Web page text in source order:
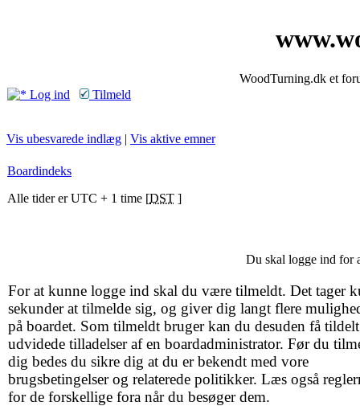
WoodTurning.dk et
Log ind
Tilmeld
Vis ubesvarede indlæg | Vis aktive emner
Boardindeks
Alle tider er UTC + 1 time [DST ]
Du skal logge ind for
For at kunne logge ind skal du være tilmeldt. Det tager
sekunder at tilmelde sig, og giver dig langt flere
på boardet. Som tilmeldt bruger kan du desuden få tildelt
udvidede tilladelser af en boardadministrator. Før du
dig bedes du sikre dig at du er bekendt med vore
brugsbetingelser og relaterede politikker. Læs også
for de forskellige fora når du besøger dem.